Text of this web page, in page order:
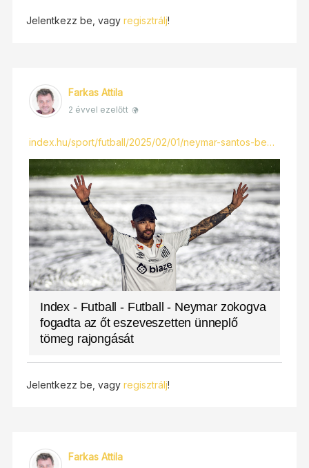
Jelentkezz be, vagy regisztrálj!
Farkas Attila
2 évvel ezelőtt
index.hu/sport/futball/2025/02/01/neymar-santos-be…
Index - Futball - Futball - Neymar zokogva
fogadta az őt eszeveszetten ünneplő
tömeg rajongását
Jelentkezz be, vagy regisztrálj!
Farkas Attila